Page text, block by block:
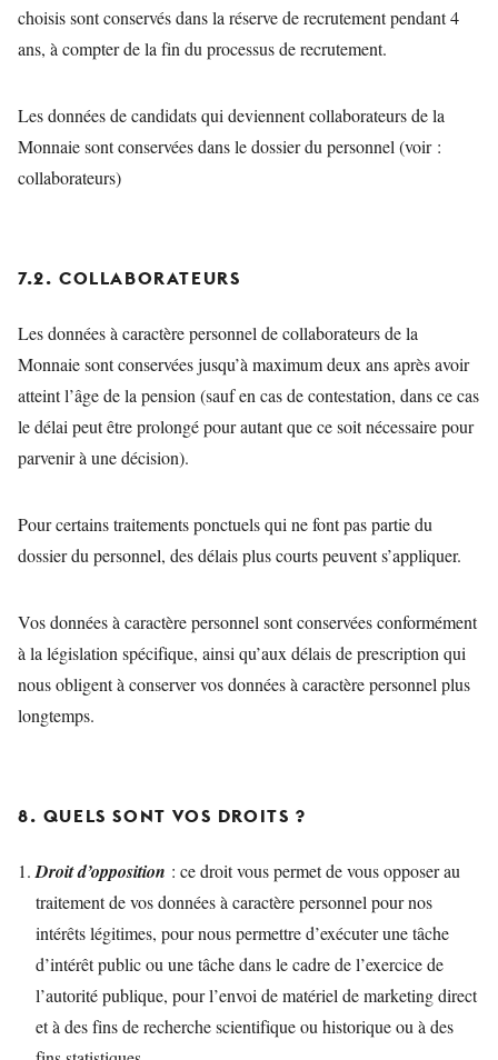
choisis sont conservés dans la réserve de recrutement pendant 4
ans, à compter de la fin du processus de recrutement.
Les données de candidats qui deviennent collaborateurs de la
Monnaie sont conservées dans le dossier du personnel (voir :
collaborateurs)
7.2. COLLABORATEURS
Les données à caractère personnel de collaborateurs de la
Monnaie sont conservées jusqu’à maximum deux ans après avoir
atteint l’âge de la pension (sauf en cas de contestation, dans ce cas
le délai peut être prolongé pour autant que ce soit nécessaire pour
parvenir à une décision).
Pour certains traitements ponctuels qui ne font pas partie du
dossier du personnel, des délais plus courts peuvent s’appliquer.
Vos données à caractère personnel sont conservées conformément
à la législation spécifique, ainsi qu’aux délais de prescription qui
nous obligent à conserver vos données à caractère personnel plus
longtemps.
8. QUELS SONT VOS DROITS ?
Droit d’opposition : ce droit vous permet de vous opposer au
traitement de vos données à caractère personnel pour nos
intérêts légitimes, pour nous permettre d’exécuter une tâche
d’intérêt public ou une tâche dans le cadre de l’exercice de
l’autorité publique, pour l’envoi de matériel de marketing direct
et à des fins de recherche scientifique ou historique ou à des